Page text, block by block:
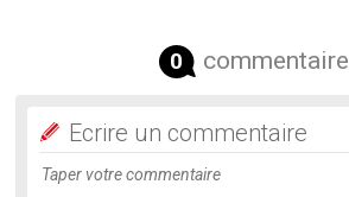
0 commentaire
Ecrire un commentaire